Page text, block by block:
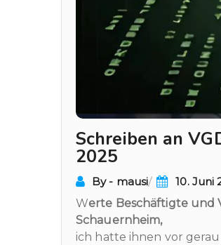
Schreiben an
2025
By - mausi
10. Juni
Werte Beschäftigte und
Schauernheim,
ich hatte ihnen vor